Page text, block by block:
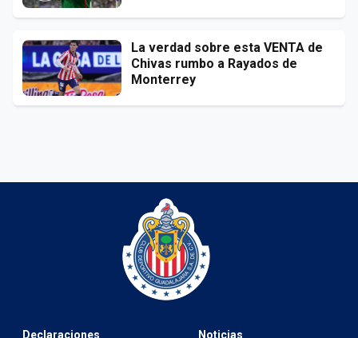
La verdad sobre esta VENTA de
Chivas rumbo a Rayados de
Monterrey
Declaraciones Noticias